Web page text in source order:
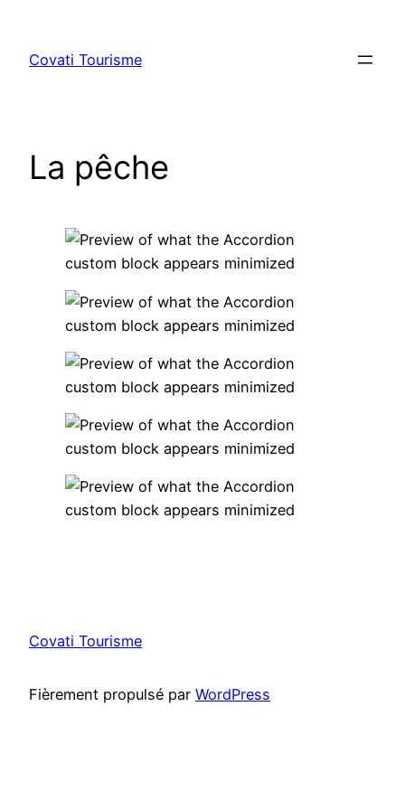
contenu
Covati Tourisme
La pêche
Covati Tourisme
Fièrement propulsé par WordPress